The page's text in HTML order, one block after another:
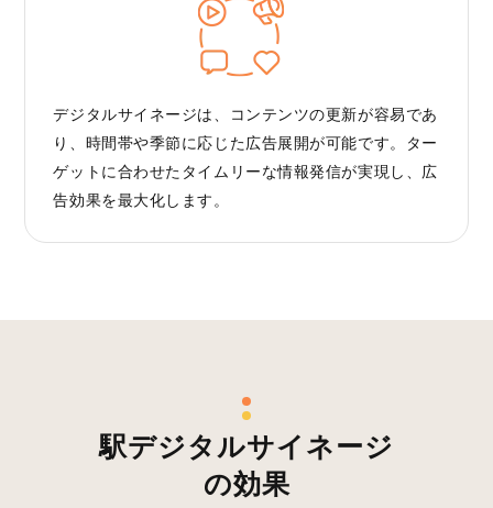
デジタルサイネージは、コンテンツの更新が容易であ
り、時間帯や季節に応じた広告展開が可能です。ター
ゲットに合わせたタイムリーな情報発信が実現し、広
告効果を最大化します。
駅デジタルサイネージ
の効果